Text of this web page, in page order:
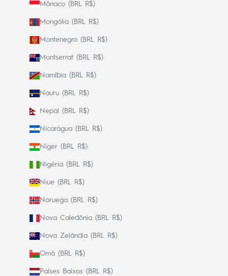
Mônaco (BRL R$)
Mongólia (BRL R$)
Montenegro (BRL R$)
Montserrat (BRL R$)
Namíbia (BRL R$)
Nauru (BRL R$)
Nepal (BRL R$)
Nicarágua (BRL R$)
Níger (BRL R$)
Nigéria (BRL R$)
Niue (BRL R$)
Noruega (BRL R$)
Nova Caledônia (BRL R$)
Nova Zelândia (BRL R$)
Omã (BRL R$)
Países Baixos (BRL R$)